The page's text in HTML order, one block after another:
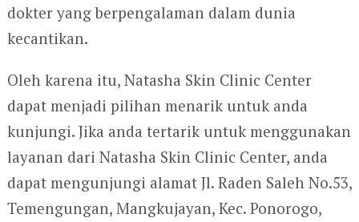
dokter yang berpengalaman dalam dunia
kecantikan.
Oleh karena itu, Natasha Skin Clinic Center
dapat menjadi pilihan menarik untuk anda
kunjungi. Jika anda tertarik untuk menggunakan
layanan dari Natasha Skin Clinic Center, anda
dapat mengunjungi alamat Jl. Raden Saleh No.53,
Temengungan, Mangkujayan, Kec. Ponorogo,